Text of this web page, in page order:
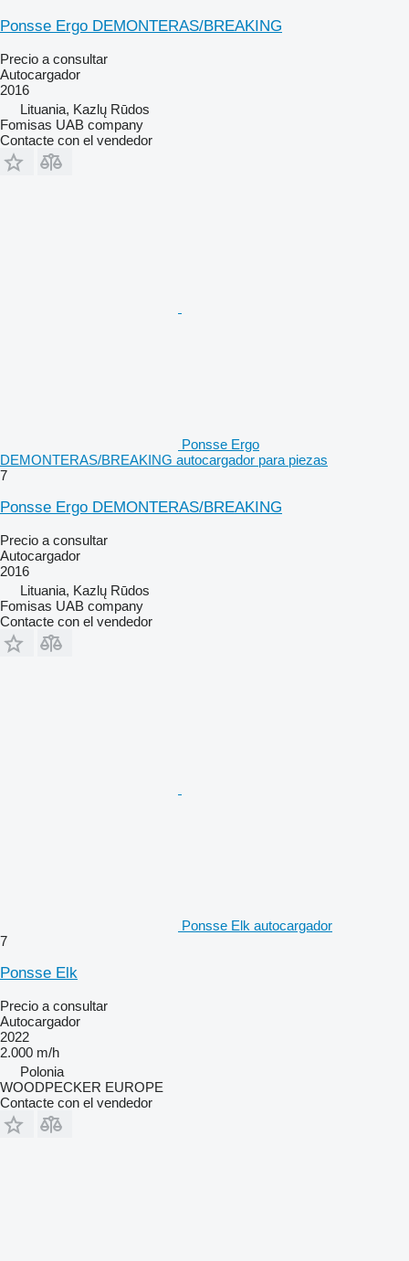
Ponsse Ergo DEMONTERAS/BREAKING
Precio a consultar
Autocargador
2016
Lituania, Kazlų Rūdos
Fomisas UAB company
Contacte con el vendedor
Ponsse Ergo
DEMONTERAS/BREAKING autocargador para piezas
7
Ponsse Ergo DEMONTERAS/BREAKING
Precio a consultar
Autocargador
2016
Lituania, Kazlų Rūdos
Fomisas UAB company
Contacte con el vendedor
Ponsse Elk autocargador
7
Ponsse Elk
Precio a consultar
Autocargador
2022
2.000 m/h
Polonia
WOODPECKER EUROPE
Contacte con el vendedor